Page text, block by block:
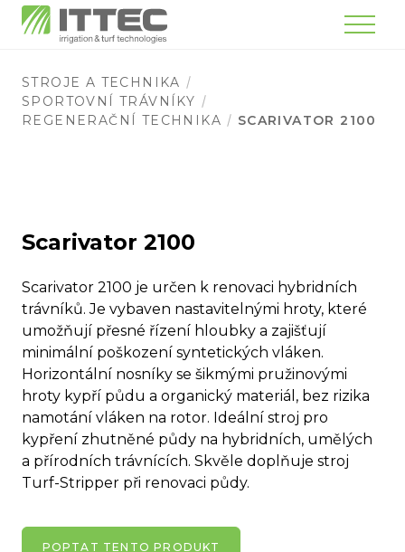
Menu
STROJE A TECHNIKA
SPORTOVNÍ TRÁVNÍKY
REGENERAČNÍ TECHNIKA
SCARIVATOR 2100
Scarivator 2100
Scarivator 2100 je určen k renovaci hybridních
trávníků. Je vybaven nastavitelnými hroty, které
umožňují přesné řízení hloubky a zajišťují
minimální poškození syntetických vláken.
Horizontální nosníky se šikmými pružinovými
hroty kypří půdu a organický materiál, bez rizika
namotání vláken na rotor. Ideální stroj pro
kypření zhutněné půdy na hybridních, umělých
a přírodních trávnících. Skvěle doplňuje stroj
Turf-Stripper při renovaci půdy.
POPTAT TENTO PRODUKT